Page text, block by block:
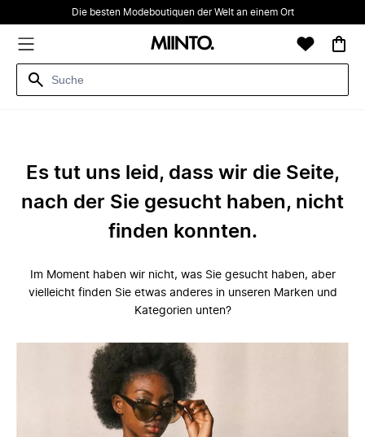
Die besten Modeboutiquen der Welt an einem Ort
Es tut uns leid, dass wir die Seite,
nach der Sie gesucht haben, nicht
finden konnten.
Im Moment haben wir nicht, was Sie gesucht haben, aber
vielleicht finden Sie etwas anderes in unseren Marken und
Kategorien unten?